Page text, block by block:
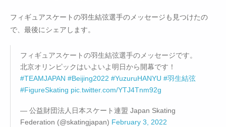
フィギュアスケートの羽生結弦選手のメッセージも見つけたの
で、最後にシェアします。
フィギュアスケートの羽生結弦選手のメッセージです。
北京オリンピックはいよいよ明日から開幕です！
#TEAMJAPAN #Beijing2022 #YuzuruHANYU #羽生結弦
#FigureSkating pic.twitter.com/YTJ4Tnm92g
— 公益財団法人日本スケート連盟 Japan Skating
Federation (@skatingjapan) February 3, 2022